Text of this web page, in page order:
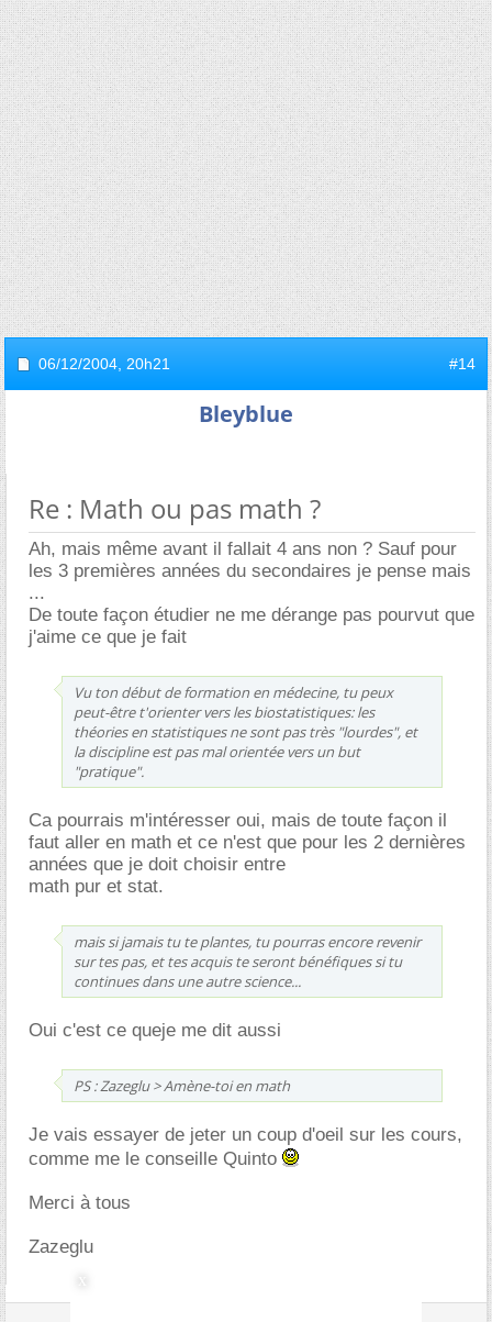
06/12/2004, 20h21 #14
Bleyblue
Re : Math ou pas math ?
Ah, mais même avant il fallait 4 ans non ? Sauf pour
les 3 premières années du secondaires je pense mais
...
De toute façon étudier ne me dérange pas pourvut que
j'aime ce que je fait
Vu ton début de formation en médecine, tu peux
peut-être t'orienter vers les biostatistiques: les
théories en statistiques ne sont pas très "lourdes", et
la discipline est pas mal orientée vers un but
"pratique".
Ca pourrais m'intéresser oui, mais de toute façon il
faut aller en math et ce n'est que pour les 2 dernières
années que je doit choisir entre
math pur et stat.
mais si jamais tu te plantes, tu pourras encore revenir
sur tes pas, et tes acquis te seront bénéfiques si tu
continues dans une autre science...
Oui c'est ce queje me dit aussi
PS : Zazeglu > Amène-toi en math
Je vais essayer de jeter un coup d'oeil sur les cours,
comme me le conseille Quinto
Merci à tous
Zazeglu